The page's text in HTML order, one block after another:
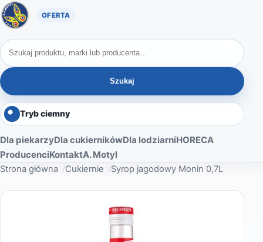
Oferta A. Motyl
Szukaj produktów
Szukaj
Tryb ciemny
Dla piekarzyDla cukiernikówDla lodziarniHORECA
ProducenciKontaktA. Motyl
Strona główna Cukiernie Syrop jagodowy Monin 0,7L